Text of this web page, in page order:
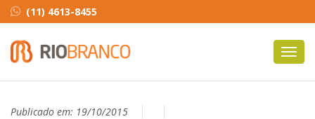
(11) 4613-8455
Publicado em: 19/10/2015